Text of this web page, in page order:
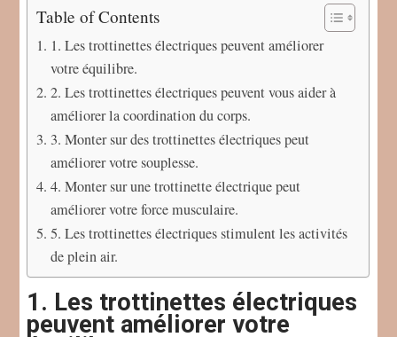
Table of Contents
1. Les trottinettes électriques peuvent améliorer
votre équilibre.
2. Les trottinettes électriques peuvent vous aider à
améliorer la coordination du corps.
3. Monter sur des trottinettes électriques peut
améliorer votre souplesse.
4. Monter sur une trottinette électrique peut
améliorer votre force musculaire.
5. Les trottinettes électriques stimulent les activités
de plein air.
1. Les trottinettes électriques
peuvent améliorer votre